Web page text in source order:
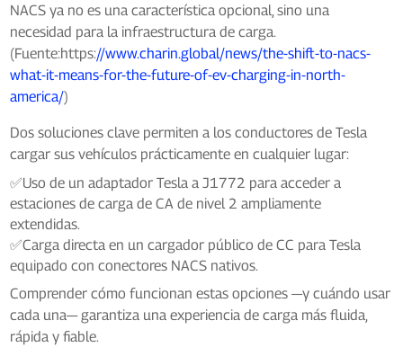
NACS ya no es una característica opcional, sino una
necesidad para la infraestructura de carga.
(Fuente:https://www.charin.global/news/the-shift-to-nacs-
what-it-means-for-the-future-of-ev-charging-in-north-
america/)
Dos soluciones clave permiten a los conductores de Tesla
cargar sus vehículos prácticamente en cualquier lugar:
✅Uso de un adaptador Tesla a J1772 para acceder a
estaciones de carga de CA de nivel 2 ampliamente
extendidas.
✅Carga directa en un cargador público de CC para Tesla
equipado con conectores NACS nativos.
Comprender cómo funcionan estas opciones —y cuándo usar
cada una— garantiza una experiencia de carga más fluida,
rápida y fiable.